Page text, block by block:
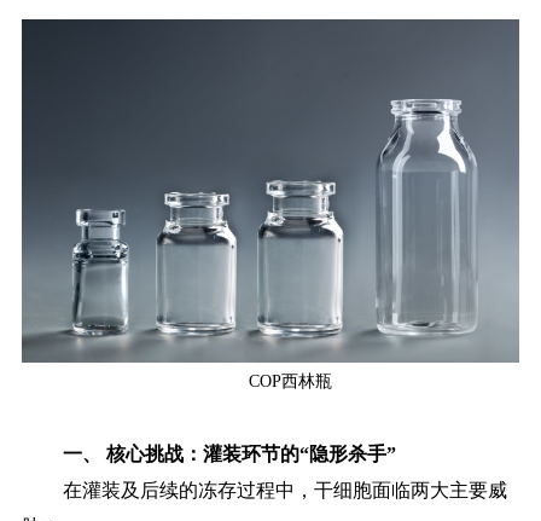
COP西林瓶
一、 核心挑战：灌装环节的“隐形杀手”
在灌装及后续的冻存过程中，干细胞面临两大主要威